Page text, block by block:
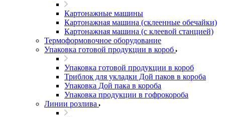
Картонажные машины
Картонажная машина (склеенные обечайки)
Картонажная машина (с клеевой станцией)
Термоформовочное оборудование
Упаковка готовой продукции в короб
Упаковка готовой продукции в короб
Триблок для укладки Дой паков в короба
Упаковка Дой пака в короба
Упаковка продукции в гофрокороба
Линии розлива